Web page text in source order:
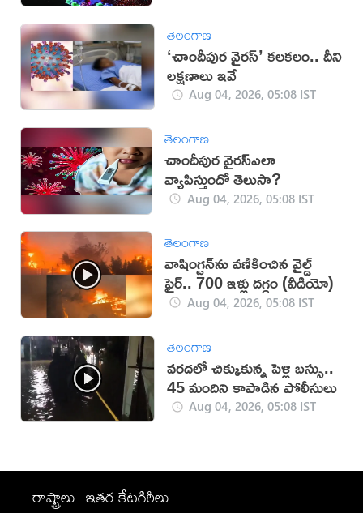
తెలంగాణ
‘చాందీపుర వైరస్’ కలకలం.. దీని
ల‌క్ష‌ణాలు ఇవే
Aug 04, 2026, 05:08 IST
తెలంగాణ
చాందీపుర వైరస్ఎలా
వ్యాపిస్తుందో తెలుసా?
Aug 04, 2026, 05:08 IST
తెలంగాణ
వాషింగ్టన్‌ను వణికించిన వైల్డ్
ఫైర్.. 700 ఇళ్లు దగ్ధం (వీడియో)
Aug 04, 2026, 05:08 IST
తెలంగాణ
వరదలో చిక్కుకున్న పెళ్లి బస్సు..
45 మందిని కాపాడిన పోలీసులు
Aug 04, 2026, 05:08 IST
రాష్ట్రాలు ఇతర కేటగిరీలు